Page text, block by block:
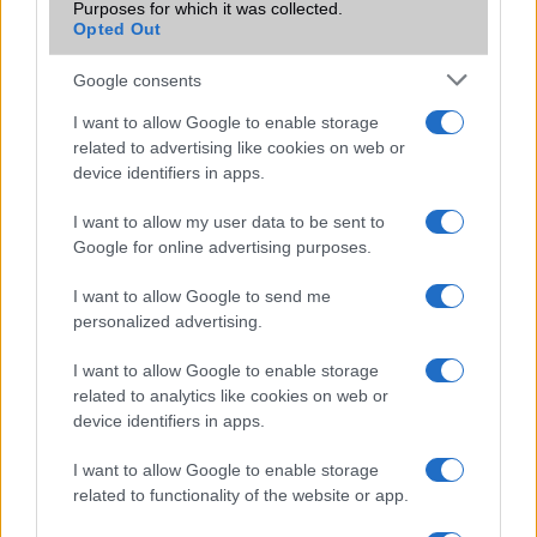
Purposes for which it was collected.
Opted Out
Google consents
I want to allow Google to enable storage
related to advertising like cookies on web or
device identifiers in apps.
I want to allow my user data to be sent to
Google for online advertising purposes.
I want to allow Google to send me
personalized advertising.
I want to allow Google to enable storage
related to analytics like cookies on web or
device identifiers in apps.
I want to allow Google to enable storage
related to functionality of the website or app.
Exkluzív: képeken a OnePlus Nord 2
MediaTek chippel érkezik a OnePlus Nord 2
OnePlus Nord 2 fotók a bejelentés előtt
A flagship killer visszatér: itt a megfizethető Nord 2 5G
További hírek
Számos népszerű Samsung Galaxy készülék kimarad a One
UI 9 frissítésből – itt a lista az érintett modellekről
iPhone 18 bemutató dátum - ekkor rántja le a leplet az
Apple az új csúcsmobilokról